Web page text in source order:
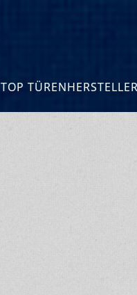
TOP